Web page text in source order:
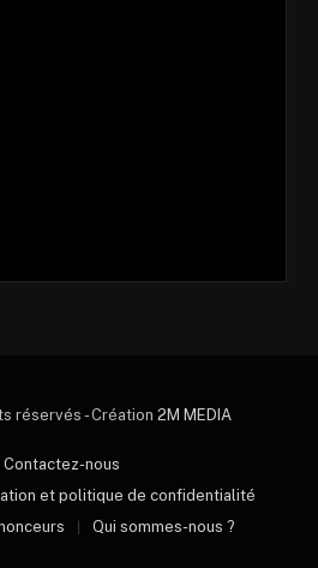
réservés - Création 2M MEDIA
Contactez-nous
et politique de confidentialité
Qui sommes-nous ?